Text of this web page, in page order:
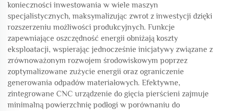
konieczności inwestowania w wiele maszyn
specjalistycznych, maksymalizując zwrot z inwestycji dzięki
rozszerzeniu możliwości produkcyjnych. Funkcje
zapewniające oszczędność energii obniżają koszty
eksploatacji, wspierając jednocześnie inicjatywy związane z
zrównoważonym rozwojem środowiskowym poprzez
zoptymalizowane zużycie energii oraz ograniczenie
generowania odpadów materiałowych. Efektywne,
zintegrowane CNC urządzenie do gięcia pierścieni zajmuje
minimalną powierzchnię podłogi w porównaniu do